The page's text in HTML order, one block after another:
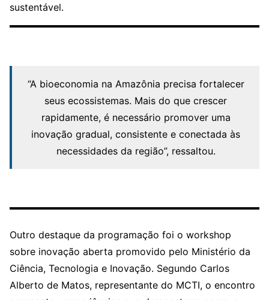
sustentável.
“A bioeconomia na Amazônia precisa fortalecer
seus ecossistemas. Mais do que crescer
rapidamente, é necessário promover uma
inovação gradual, consistente e conectada às
necessidades da região”, ressaltou.
Outro destaque da programação foi o workshop
sobre inovação aberta promovido pelo Ministério da
Ciência, Tecnologia e Inovação. Segundo Carlos
Alberto de Matos, representante do MCTI, o encontro